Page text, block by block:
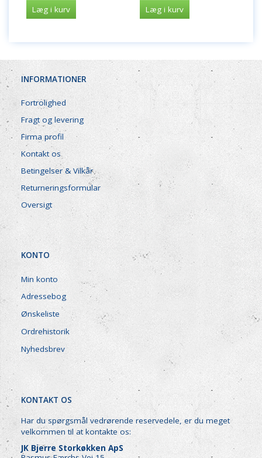
Læg i kurv Læg i kurv
INFORMATIONER
Fortrolighed
Fragt og levering
Firma profil
Kontakt os
Betingelser & Vilkår
Returneringsformular
Oversigt
KONTO
Min konto
Adressebog
Ønskeliste
Ordrehistorik
Nyhedsbrev
KONTAKT OS
Har du spørgsmål vedrørende reservedele, er du meget
velkommen til at kontakte os:
JK Bjerre Storkøkken ApS